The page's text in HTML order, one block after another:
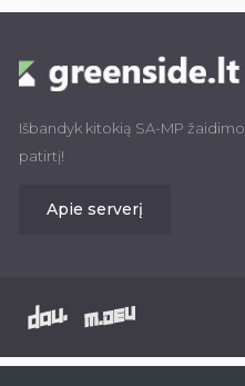
Išbandyk kitokią SA-MP žaidimo
patirtį!
Apie serverį